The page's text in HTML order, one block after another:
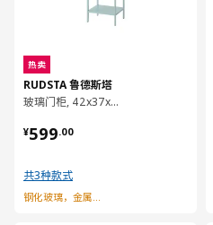
热卖
RUDSTA 鲁德斯塔
玻璃门柜, 42x37x155 厘米
¥599.00
¥ 599.00
共3种款式
钢化玻璃，金属背板